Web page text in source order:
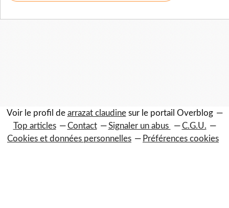
Voir le profil de arrazat claudinesur le portail Overblog
Top articles
Contact Signaler un abus
C.G.U.
Cookies et données personnelles
Préférences cookies